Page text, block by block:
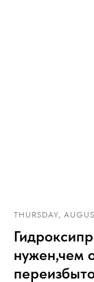
THURSDAY,
нужен,чем